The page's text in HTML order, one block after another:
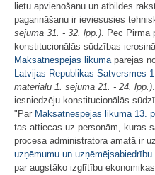
lietu apvienošanu un atbildes
pagarināšanu ir ieviesusies
sējuma 31. - 32. lpp.). Pēc Pirmā
konstitucionālās sūdzības
Maksātnespējas likumapārejas
Latvijas Republikas Satversmes
materiālu 1. sējuma 21. - 24. lpp.)
iesniedzēju konstitucionālās
"Par Maksātnespējas likuma 13.
tas attiecas uz personām, kuras
procesa administratora amatā ir
uzņēmumu un
par augstāko izglītību